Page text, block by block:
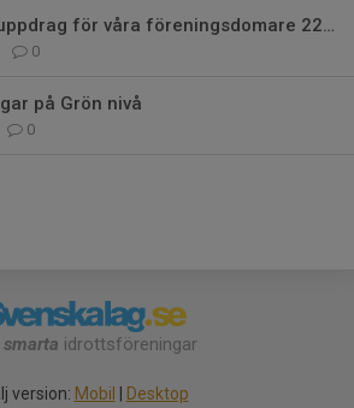
Säsongens uppdrag för våra föreningsdomare 22/23
0
på Grön nivå
0
smarta idrottsföreningar
version: Mobil Desktop